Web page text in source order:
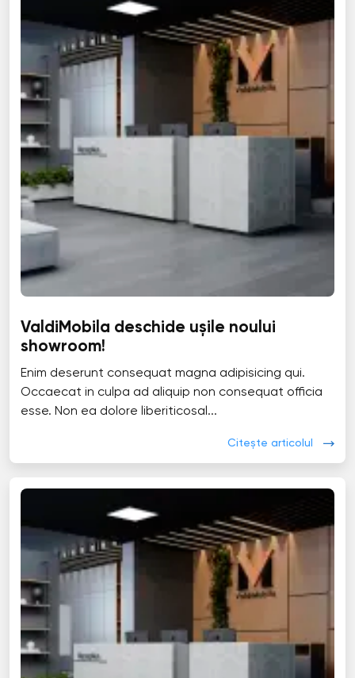
ValdiMobila deschide ușile noului
showroom!
Enim deserunt consequat magna adipisicing qui.
Occaecat in culpa ad aliquip non consequat officia
esse. Non ea dolore liberiticosal...
Citește articolul